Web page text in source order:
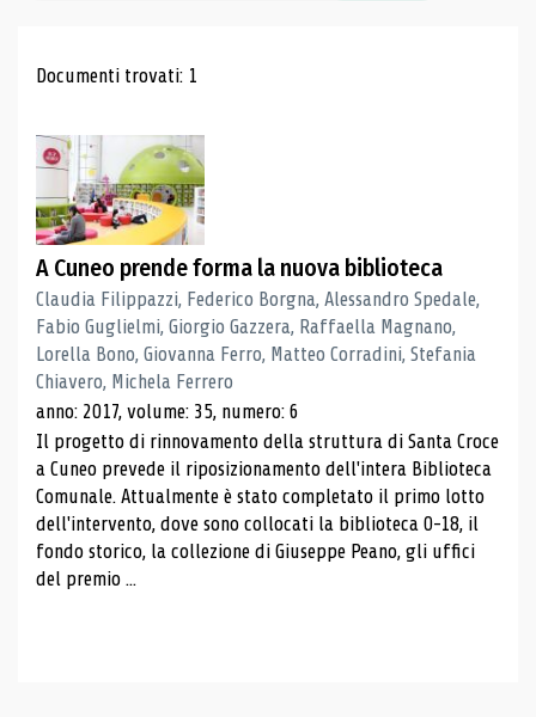
Risultati di ricerca
Documenti trovati: 1
A Cuneo prende forma la nuova biblioteca
Claudia Filippazzi, Federico Borgna, Alessandro Spedale,
Fabio Guglielmi, Giorgio Gazzera, Raffaella Magnano,
Lorella Bono, Giovanna Ferro, Matteo Corradini, Stefania
Chiavero, Michela Ferrero
anno: 2017, volume: 35, numero: 6
Il progetto di rinnovamento della struttura di Santa Croce
a Cuneo prevede il riposizionamento dell'intera Biblioteca
Comunale. Attualmente è stato completato il primo lotto
dell'intervento, dove sono collocati la biblioteca 0-18, il
fondo storico, la collezione di Giuseppe Peano, gli uffici
del premio ...